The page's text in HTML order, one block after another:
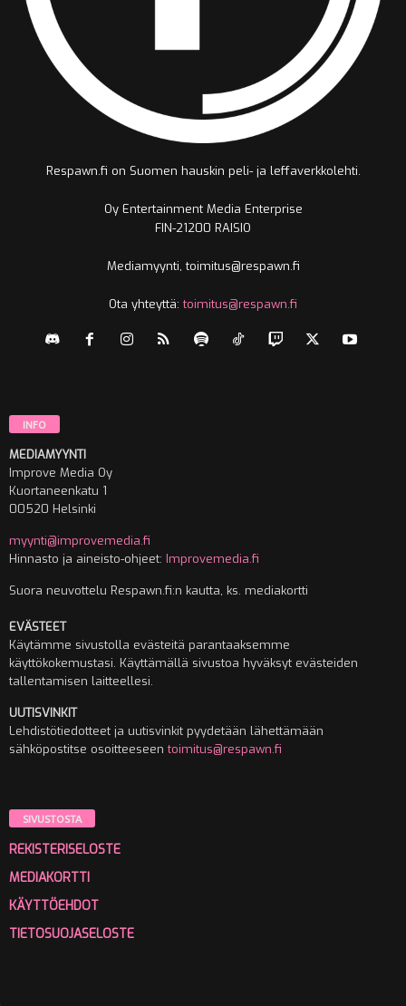
Respawn.fi on Suomen hauskin peli- ja leffaverkkolehti.
Oy Entertainment Media Enterprise
FIN-21200 RAISIO
Mediamyynti, toimitus@respawn.fi
Ota yhteyttä:toimitus@respawn.fi
INFO
MEDIAMYYNTI
Improve Media Oy
Kuortaneenkatu 1
00520 Helsinki
myynti@improvemedia.fi
Hinnasto ja aineisto-ohjeet: Improvemedia.fi
Suora neuvottelu Respawn.fi:n kautta, ks. mediakortti
EVÄSTEET
Käytämme sivustolla evästeitä parantaaksemme
käyttökokemustasi. Käyttämällä sivustoa hyväksyt evästeiden
tallentamisen laitteellesi.
UUTISVINKIT
Lehdistötiedotteet ja uutisvinkit pyydetään lähettämään
sähköpostitse osoitteeseentoimitus@respawn.fi
SIVUSTOSTA
REKISTERISELOSTE
MEDIAKORTTI
KÄYTTÖEHDOT
TIETOSUOJASELOSTE